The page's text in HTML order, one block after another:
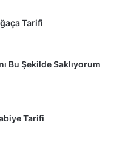
Tarifi
Bu Şekilde Saklıyorum
Tarifi